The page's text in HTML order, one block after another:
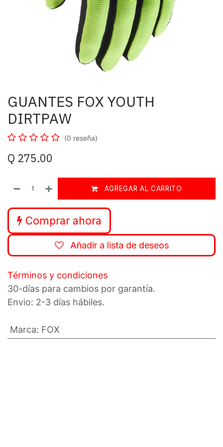
GUANTES FOX YOUTH
DIRTPAW
(0 reseña)
Q 275.00
AGREGAR AL CARRITO
Comprar ahora
Añadir a lista de deseos
Términos y condiciones
30-días para cambios por garantía.
Envio: 2-3 días hábiles.
Marca: FOX